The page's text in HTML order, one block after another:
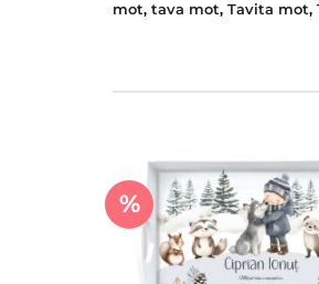
mot, tava mot, Tavita mot,
%